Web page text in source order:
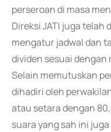
perseroan di masa
Direksi JATI juga
mengatur jadwal dan
dividen sesuai dengan
Selain memutuskan
dihadiri oleh
atau setara dengan
suara yang sah ini